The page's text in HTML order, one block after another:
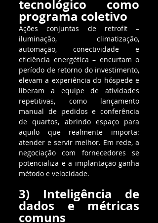
tecnológico como
programa coletivo
Ações conjuntas de retrofit –
iluminação, climatização,
automação, conectividade e
eficiência energética – encurtam o
período de retorno do investimento,
elevam a experiência do hóspede e
liberam a equipe de atividades
repetitivas, como lançamento
manual de pedidos e conferência
de quartos, abrindo espaço para
aquilo que realmente importa:
atender e servir melhor. Em rede, a
negociação com fornecedores se
potencializa e a implantação ganha
método e velocidade.
3) Inteligência de
dados e métricas
comuns